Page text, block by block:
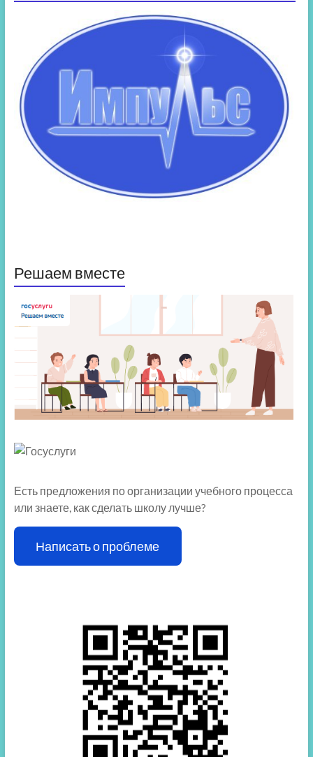
Решаем вместе
Есть предложения по организации учебного процесса
или знаете, как сделать школу лучше?
Написать о проблеме